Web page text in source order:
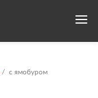
с ямобуром